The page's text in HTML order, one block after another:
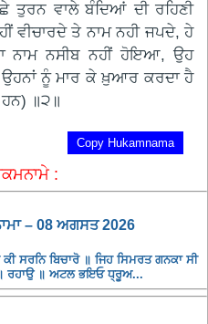
ਤੁਰਨ ਵਾਲੇ ਬੰਦਿਆਂ ਦੀ ਰਹਿਣੀ
ਵੀਚਾਰਦੇ ਤੇ ਨਾਮ ਨਹੀ ਜਪਦੇ, ਹੇ
ਨਾਮ ਨਸੀਬ ਨਹੀਂ ਹੋਇਆ, ਉਹ
ਨੂੰ ਮਾਰ ਕੇ ਖ਼ੁਆਰ ਕਰਦਾ ਹੈ
ਹਨ) ॥੨॥
Copy Hukamnama
:
– 08 ਅਗਸਤ 2026
ਸਰਨਿ ਬਿਚਾਰੋ ॥ ਜਿਹ ਸਿਮਰਤ ਗਨਕਾ ਸੀ
ਰਹਾਉ ॥ ਅਟਲ ਭਇਓ ਧ੍ਰੂਅ...